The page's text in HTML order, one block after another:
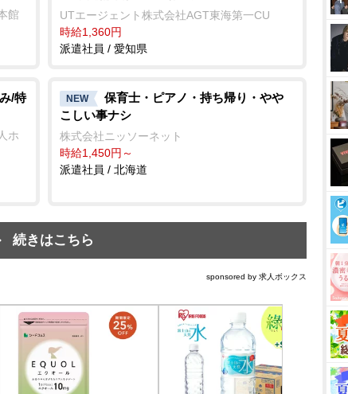
館
UTエージェント株式会社AGT東海第一CU
時給1,360円
派遣社員 / 愛知県
/特
ホ
NEW
保育士・ピアノ・持ち帰り・
こしい事ナシ
株式会社ニッソーネット
時給1,450円～
派遣社員 / 北海道
続きはこちら
sponsored by 求人ボックス